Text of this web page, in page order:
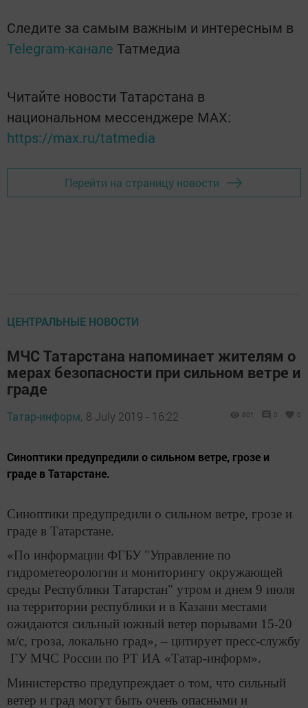
Следите за самым важным и интересным в
Telegram-канале Татмедиа
Читайте новости Татарстана в
национальном мессенджере MАХ:
https://max.ru/tatmedia
Перейти на страницу новости
ЦЕНТРАЛЬНЫЕ НОВОСТИ
МЧС Татарстана напоминает жителям о
мерах безопасности при сильном ветре и
граде
Татар-информ, 8 July 2019 - 16:22 801 0 0
Синоптики предупредили о сильном ветре, грозе и
граде в Татарстане.
Синоптики предупредили о сильном ветре, грозе и
граде в Татарстане.
«По информации ФГБУ "Управление по
гидрометеорологии и мониторингу окружающей
среды Республики Татарстан" утром и днем 9 июля
на территории республики и в Казани местами
ожидаются сильный южный ветер порывами 15-20
м/с, гроза, локально град», – цитирует пресс-службу
ГУ МЧС России по РТ ИА «Татар-информ».
Министерство предупреждает о том, что сильный
ветер и град могут быть очень опасными и